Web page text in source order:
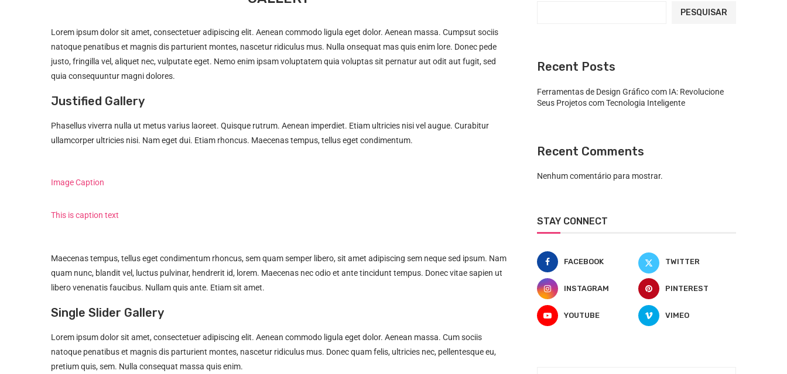
Lorem ipsum dolor sit amet, consectetuer adipiscing elit. Aenean commodo ligula eget dolor. Aenean massa. Cumpsut sociis
natoque penatibus et magnis dis parturient montes, nascetur ridiculus mus. Nulla onsequat mas quis enim lore. Donec pede
justo, fringilla vel, aliquet nec, vulputate eget. Nemo enim ipsam voluptatem quia voluptas sit pernatur aut odit aut fugit, sed
quia consequuntur magni dolores.
Justified Gallery
Phasellus viverra nulla ut metus varius laoreet. Quisque rutrum. Aenean imperdiet. Etiam ultricies nisi vel augue. Curabitur
ullamcorper ultricies nisi. Nam eget dui. Etiam rhoncus. Maecenas tempus, tellus eget condimentum.
Maecenas tempus, tellus eget condimentum rhoncus, sem quam semper libero, sit amet adipiscing sem neque sed ipsum. Nam
quam nunc, blandit vel, luctus pulvinar, hendrerit id, lorem. Maecenas nec odio et ante tincidunt tempus. Donec vitae sapien ut
libero venenatis faucibus. Nullam quis ante. Etiam sit amet.
Single Slider Gallery
Lorem ipsum dolor sit amet, consectetuer adipiscing elit. Aenean commodo ligula eget dolor. Aenean massa. Cum sociis
natoque penatibus et magnis dis parturient montes, nascetur ridiculus mus. Donec quam felis, ultricies nec, pellentesque eu,
pretium quis, sem. Nulla consequat massa quis enim.
PESQUISAR
Recent Posts
Ferramentas de Design Gráfico com IA: Revolucione
Seus Projetos com Tecnologia Inteligente
Recent Comments
Nenhum comentário para mostrar.
STAY CONNECT
FACEBOOK TWITTER
INSTAGRAM PINTEREST
YOUTUBE VIMEO